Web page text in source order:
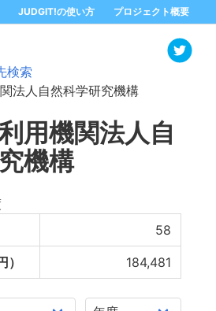
JUDGIT!の使い方 プロジェクト概要
検索
法人自然科学研究機構
用機関法人自
機構
58
184,481